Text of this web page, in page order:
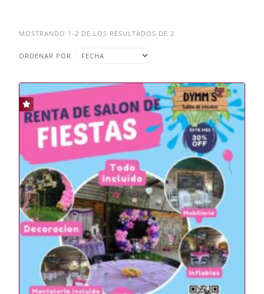
MOSTRANDO 1-2 DE LOS RESULTADOS DE 2
ORDENAR POR